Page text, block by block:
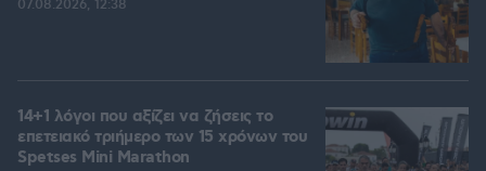
07.08.2026, 12:38
14+1 λόγοι που αξίζει να ζήσεις το
επετειακό τριήμερο των 15 χρόνων του
Spetses Mini Marathon